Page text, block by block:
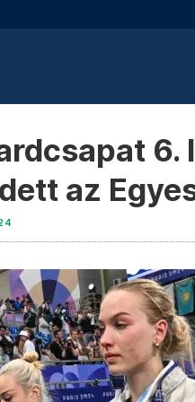
6.
az